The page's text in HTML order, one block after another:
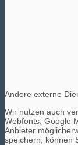
Andere externe
Wir nutzen auch
Webfonts, Google
Anbieter
speichern, können